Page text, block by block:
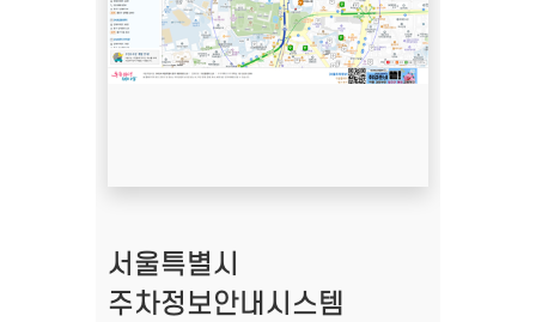
서울특별시
주차정보안내시스템